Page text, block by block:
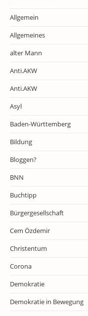
Allgemein
Allgemeines
alter Mann
Anti.AKW
Anti.AKW
Asyl
Baden-Württemberg
Bildung
Bloggen?
BNN
Buchtipp
Bürgergesellschaft
Cem Özdemir
Christentum
Corona
Demokratie
Demokratie in Bewegung